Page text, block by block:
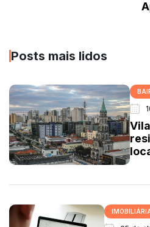
Posts mais lidos